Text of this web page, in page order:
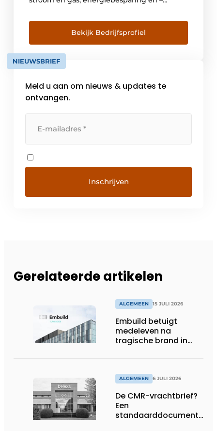
organisatie en behalen we samen de
klimaatdoelstellingen. ✅ Groene energie: We
leveren 100% groene stroom. Zo verminder
je de CO2-uitstoot en ondersteun je de
energietransitie. […]
Bekijk Bedrijfsprofiel
NIEUWSBRIEF
Meld u aan om nieuws & updates te
ontvangen.
Gerelateerde artikelen
ALGEMEEN 15 JULI 2026
Embuild betuigt
medeleven na
tragische brand in
ALGEMEEN 6 JULI 2026
De CMR-vrachtbrief?
Een
standaarddocument